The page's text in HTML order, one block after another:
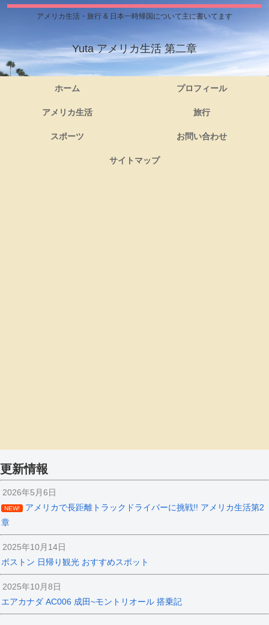
アメリカ生活・旅行 & 日本一時帰国について主に書いてます
Yuta アメリカ生活 第二章
ホーム プロフィール
アメリカ生活 旅行
スポーツ お問い合わせ
サイトマップ
更新情報
2026年5月6日
NEW!
アメリカで長距離トラックドライバーに挑戦!! アメリカ生活第2
章
2025年10月14日
ボストン 日帰り観光 おすすめスポット
2025年10月8日
エアカナダ AC006 成田~モントリオール 搭乗記